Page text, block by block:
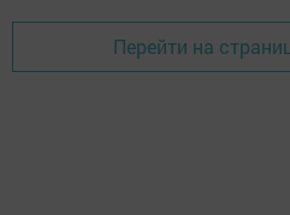
Перейти на